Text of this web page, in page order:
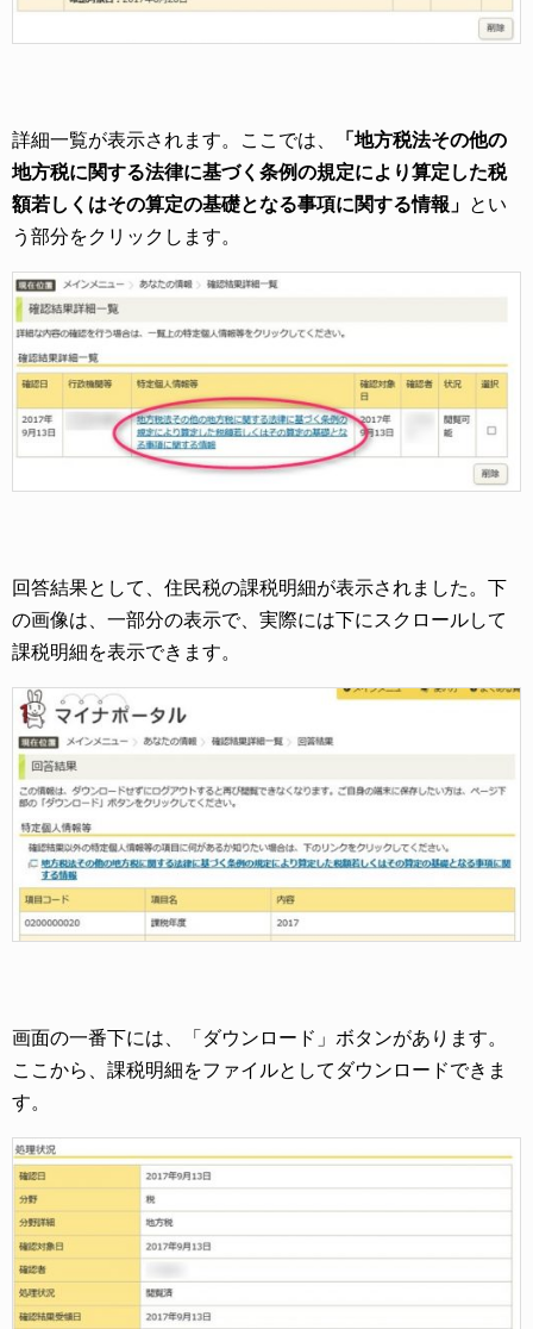
詳細一覧が表示されます。ここでは、
「地方税法その他の
地方税に関する法律に基づく条例の規定により算定した税
額若しくはその算定の基礎となる事項に関する情報」 とい
う部分をクリックします。
回答結果として、住民税の課税明細が表示されました。下
の画像は、一部分の表示で、実際には下にスクロールして
課税明細を表示できます。
画面の一番下には、「ダウンロード」ボタンがあります。
ここから、課税明細をファイルとしてダウンロードできま
す。